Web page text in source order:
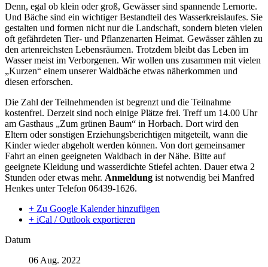
Denn, egal ob klein oder groß, Gewässer sind spannende Lernorte.
Und Bäche sind ein wichtiger Bestandteil des Wasserkreislaufes. Sie
gestalten und formen nicht nur die Landschaft, sondern bieten vielen
oft gefährdeten Tier- und Pflanzenarten Heimat. Gewässer zählen zu
den artenreichsten Lebensräumen. Trotzdem bleibt das Leben im
Wasser meist im Verborgenen. Wir wollen uns zusammen mit vielen
„Kurzen“ einem unserer Waldbäche etwas näherkommen und
diesen erforschen.
Die Zahl der Teilnehmenden ist begrenzt und die Teilnahme
kostenfrei. Derzeit sind noch einige Plätze frei. Treff um 14.00 Uhr
am Gasthaus „Zum grünen Baum“ in Horbach. Dort wird den
Eltern oder sonstigen Erziehungsberichtigen mitgeteilt, wann die
Kinder wieder abgeholt werden können. Von dort gemeinsamer
Fahrt an einen geeigneten Waldbach in der Nähe. Bitte auf
geeignete Kleidung und wasserdichte Stiefel achten. Dauer etwa 2
Stunden oder etwas mehr. Anmeldung ist notwendig bei Manfred
Henkes unter Telefon 06439-1626.
+ Zu Google Kalender hinzufügen
+ iCal / Outlook exportieren
Datum
06 Aug. 2022